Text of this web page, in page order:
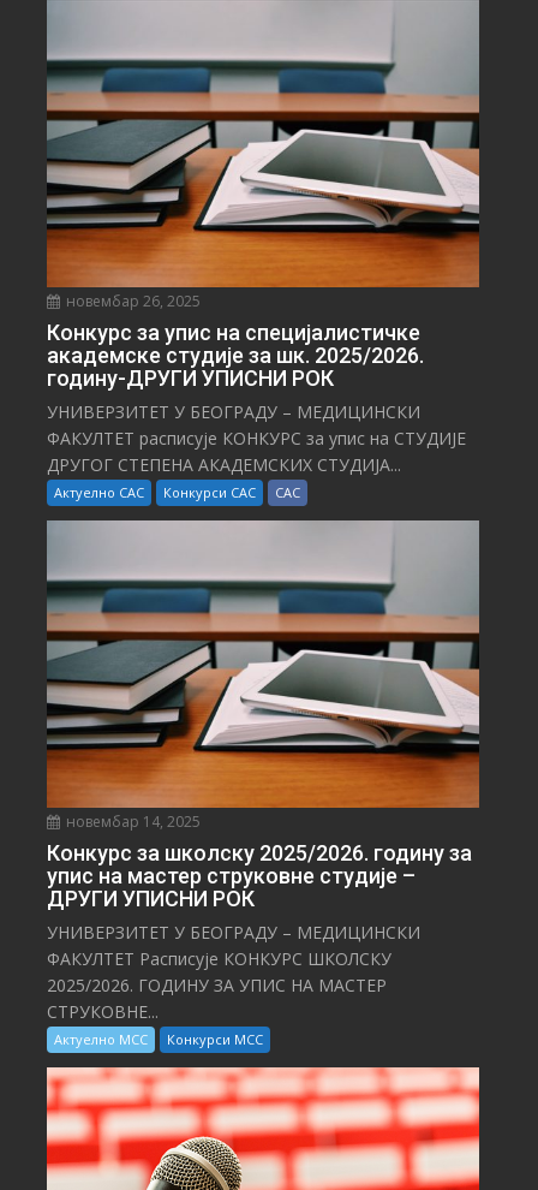
новембар 26, 2025
Конкурс за упис на специјалистичке
академске студије за шк. 2025/2026.
годину-ДРУГИ УПИСНИ РОК
УНИВЕРЗИТЕТ У БЕОГРАДУ – МЕДИЦИНСКИ
ФАКУЛТЕТ расписује КОНКУРС за упис на СТУДИЈЕ
ДРУГОГ СТЕПЕНА АКАДЕМСКИХ СТУДИЈА...
Актуелно САС Конкурси САС САС
новембар 14, 2025
Конкурс за школску 2025/⁠2026. годину за
упис на мастер струковне студије –
ДРУГИ УПИСНИ РОК
УНИВЕРЗИТЕТ У БЕОГРАДУ – МЕДИЦИНСКИ
ФАКУЛТЕТ Расписује КОНКУРС ШКОЛСКУ
2025/⁠2026. ГОДИНУ ЗА УПИС НА МАСТЕР
СТРУКОВНЕ...
Актуелно МСС Конкурси МСС